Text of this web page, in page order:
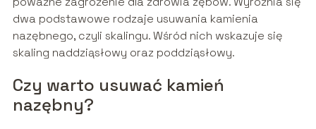
dwa podstawowe rodzaje usuwania kamienia
nazębnego, czyli skalingu. Wśród nich wskazuje się
skaling naddziąsłowy oraz poddziąsłowy.
Czy warto usuwać kamień
nazębny?